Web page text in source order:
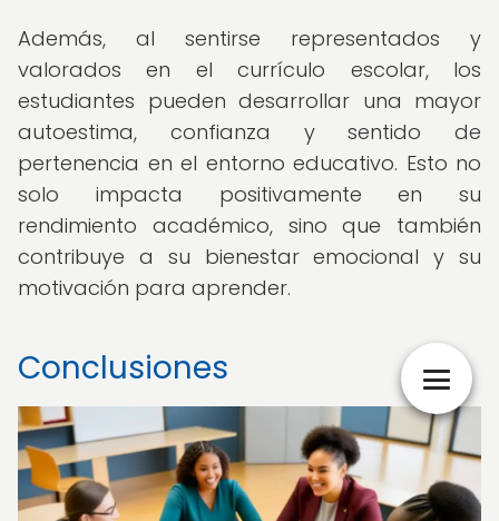
Además, al sentirse representados y
valorados en el currículo escolar, los
estudiantes pueden desarrollar una mayor
autoestima, confianza y sentido de
pertenencia en el entorno educativo. Esto no
solo impacta positivamente en su
rendimiento académico, sino que también
contribuye a su bienestar emocional y su
motivación para aprender.
Conclusiones